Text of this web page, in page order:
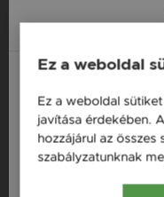
Ékszer vásárlás,
a kincseidet!
Ékszer vásárlás,
Ez a weboldal
Ez a weboldal
javítása érdekében.
hozzájárul az összes
szabályzatunknak